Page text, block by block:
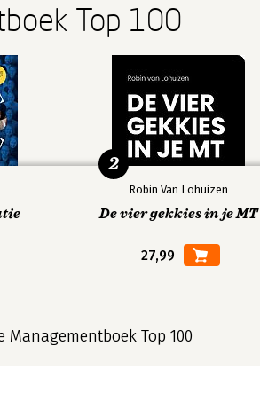
Top 100
Robin Van Lohuizen
De vier gekkies in je MT
27,99
2
Managementboek Top 100